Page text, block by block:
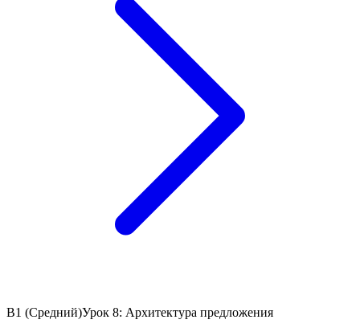
B1 (Средний)Урок 8: Архитектура предложения